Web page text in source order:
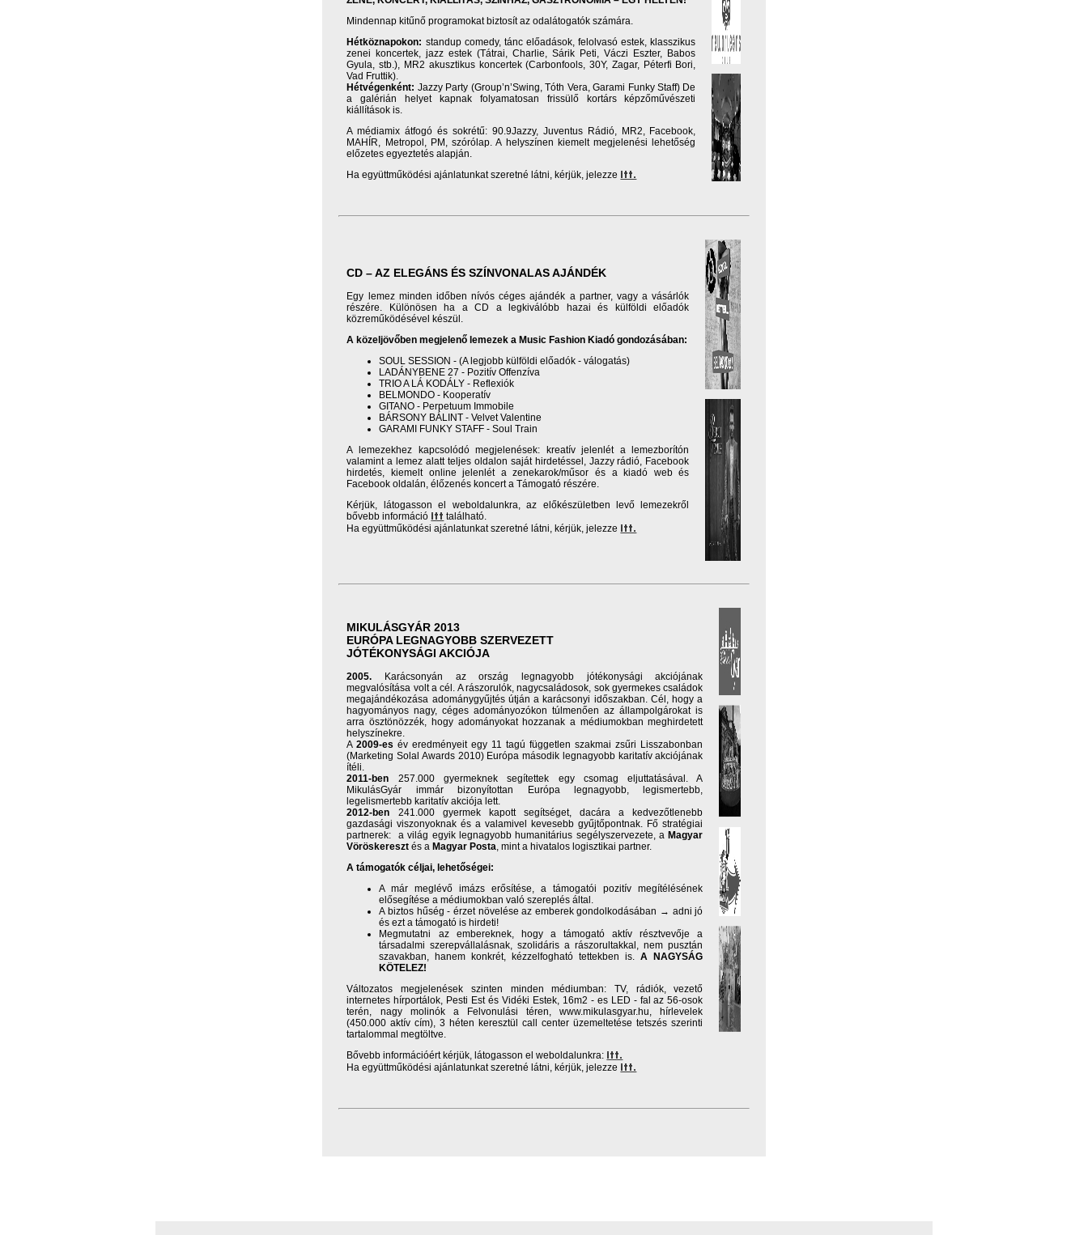
Mindennap kitűnő programokat biztosít az odalátogatók számára.
Hétköznapokon: standup comedy, tánc előadások, felolvasó estek, klasszikus
zenei koncertek, jazz estek (Tátrai, Charlie, Sárik Peti, Váczi Eszter, Babos
Gyula, stb.), MR2 akusztikus koncertek (Carbonfools, 30Y, Zagar, Péterfi Bori,
Vad Fruttik).
Hétvégenként: Jazzy Party (Group’n’Swing, Tóth Vera, Garami Funky Staff) De
a galérián helyet kapnak folyamatosan frissülő kortárs képzőművészeti
kiállítások is.
A médiamix átfogó és sokrétű: 90.9Jazzy, Juventus Rádió, MR2, Facebook,
MAHÍR, Metropol, PM, szórólap. A helyszínen kiemelt megjelenési lehetőség
előzetes egyeztetés alapján.
Ha együttműködési ajánlatunkat szeretné látni, kérjük, jelezze
itt.
CD – AZ ELEGÁNS ÉS SZÍNVONALAS AJÁNDÉK
Egy lemez minden időben nívós céges ajándék a partner, vagy a vásárlók
részére. Különösen ha a CD a legkiválóbb hazai és külföldi előadók
közreműködésével készül.
A közeljövőben megjelenő lemezek a Music Fashion Kiadó gondozásában:
SOUL SESSION - (A legjobb külföldi előadók - válogatás)
LADÁNYBENE 27 - Pozitív Offenzíva
TRIO A LÁ KODÁLY - Reflexiók
BELMONDO - Kooperatív
GITANO - Perpetuum Immobile
BÁRSONY BÁLINT - Velvet Valentine
GARAMI FUNKY STAFF - Soul Train
A lemezekhez kapcsolódó megjelenések: kreatív jelenlét a lemezborítón
valamint a lemez alatt teljes oldalon saját hirdetéssel, Jazzy rádió, Facebook
hirdetés, kiemelt online jelenlét a zenekarok/műsor és a kiadó web és
Facebook oldalán, élőzenés koncert a Támogató részére.
Kérjük, látogasson el weboldalunkra, az előkészületben levő lemezekről
bővebb információ
itt található.
Ha együttműködési ajánlatunkat szeretné látni, kérjük, jelezze
itt.
MIKULÁSGYÁR 2013
EURÓPA LEGNAGYOBB SZERVEZETT
JÓTÉKONYSÁGI AKCIÓJA
2005. Karácsonyán az ország legnagyobb jótékonysági akciójának
megvalósítása volt a cél. A rászorulók, nagycsaládosok, sok gyermekes családok
megajándékozása adománygyűjtés útján a karácsonyi időszakban. Cél, hogy a
hagyományos nagy, céges adományozókon túlmenően az állampolgárokat is
arra ösztönözzék, hogy adományokat hozzanak a médiumokban meghirdetett
helyszínekre.
A2009-es év eredményeit egy 11 tagú független szakmai zsűri Lisszabonban
(Marketing Solal Awards 2010) Európa második legnagyobb karitatív akciójának
ítéli.
2011-ben 257.000 gyermeknek segítettek egy csomag eljuttatásával. A
MikulásGyár immár bizonyítottan Európa legnagyobb, legismertebb,
legelismertebb karitatív akciója lett.
2012-ben 241.000 gyermek kapott segítséget, dacára a kedvezőtlenebb
gazdasági viszonyoknak és a valamivel kevesebb gyűjtőpontnak. Fő stratégiai
partnerek: a világ egyik legnagyobb humanitárius segélyszervezete, a Magyar
Vöröskereszt és a Magyar Posta, mint a hivatalos logisztikai partner.
A támogatók céljai, lehetőségei:
A már meglévő imázs erősítése, a támogatói pozitív megítélésének
elősegítése a médiumokban való szereplés által.
A biztos hűség - érzet növelése az emberek gondolkodásában → adni jó
és ezt a támogató is hirdeti!
Megmutatni az embereknek, hogy a támogató aktív résztvevője a
társadalmi szerepvállalásnak, szolidáris a rászorultakkal, nem pusztán
szavakban, hanem konkrét, kézzelfogható tettekben is. A NAGYSÁG
KÖTELEZ!
Változatos megjelenések szinten minden médiumban: TV, rádiók, vezető
internetes hírportálok, Pesti Est és Vidéki Estek, 16m2 - es LED - fal az 56-osok
terén, nagy molinók a Felvonulási téren, www.mikulasgyar.hu, hírlevelek
(450.000 aktív cím), 3 héten keresztül call center üzemeltetése tetszés szerinti
tartalommal megtöltve.
Bővebb információért kérjük, látogasson el weboldalunkra:
itt.
Ha együttműködési ajánlatunkat szeretné látni, kérjük, jelezze itt.